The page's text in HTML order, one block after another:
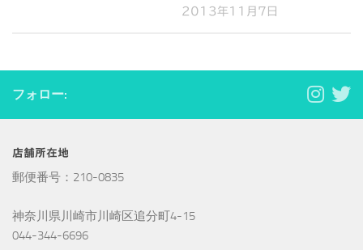
2013年11月7日
フォロー:
店舗所在地
郵便番号：210-0835
神奈川県川崎市川崎区追分町4-15
044-344-6696